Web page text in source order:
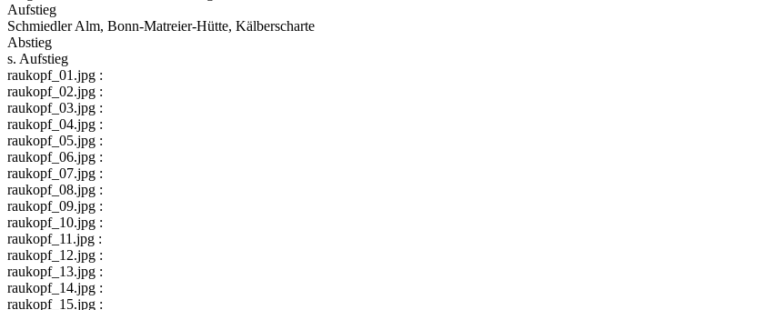
Aufstieg
Schmiedler Alm, Bonn-Matreier-Hütte, Kälberscharte
Abstieg
s. Aufstieg
raukopf_01.jpg :
raukopf_02.jpg :
raukopf_03.jpg :
raukopf_04.jpg :
raukopf_05.jpg :
raukopf_06.jpg :
raukopf_07.jpg :
raukopf_08.jpg :
raukopf_09.jpg :
raukopf_10.jpg :
raukopf_11.jpg :
raukopf_12.jpg :
raukopf_13.jpg :
raukopf_14.jpg :
raukopf_15.jpg :